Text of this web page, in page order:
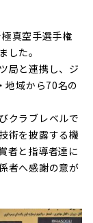
真空手選手権
した。
局と連携し、ジ
地域から70名の
クラブレベルで
術を披露する機
者と指導者達に
者へ感謝の意が